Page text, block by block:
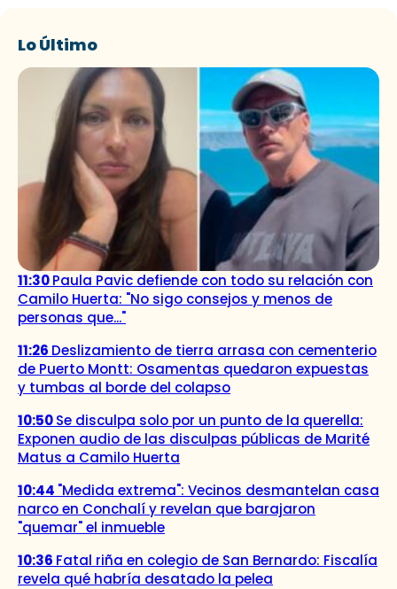
Lo Último
11:30Paula Pavic defiende con todo su relación con
Camilo Huerta: "No sigo consejos y menos de
personas que..."
11:26 Deslizamiento de tierra arrasa con cementerio
de Puerto Montt: Osamentas quedaron expuestas
y tumbas al borde del colapso
10:50Se disculpa solo por un punto de la querella:
Exponen audio de las disculpas públicas de Marité
Matus a Camilo Huerta
10:44 "Medida extrema": Vecinos desmantelan casa
narco en Conchalí y revelan que barajaron
"quemar" el inmueble
10:36 Fatal riña en colegio de San Bernardo: Fiscalía
revela qué habría desatado la pelea